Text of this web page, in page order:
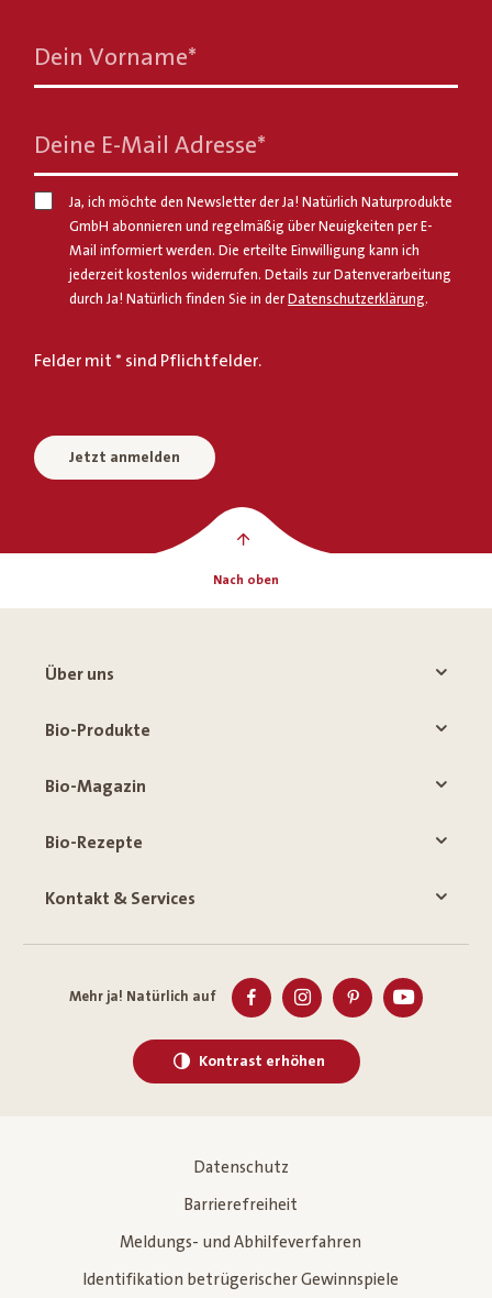
Dein Vorname*
Deine E-Mail Adresse*
Ja, ich möchte den Newsletter der Ja! Natürlich Naturprodukte
GmbH abonnieren und regelmäßig über Neuigkeiten per E-
Mail informiert werden. Die erteilte Einwilligung kann ich
jederzeit kostenlos widerrufen. Details zur Datenverarbeitung
durch Ja! Natürlich finden Sie in derDatenschutzerklärung.
Felder mit * sind Pflichtfelder.
Jetzt anmelden
Nach oben
Über uns
Bio-Produkte
Bio-Magazin
Bio-Rezepte
Kontakt & Services
Mehr ja! Natürlich auf
Kontrast erhöhen
Datenschutz
Barrierefreiheit
Meldungs- und Abhilfeverfahren
Identifikation betrügerischer Gewinnspiele